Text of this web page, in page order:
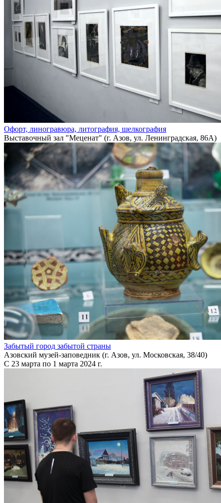
Офорт, линогравюра, литография, шелкография
Выставочный зал "Меценат" (г. Азов, ул. Ленинградская, 86А)
Забытый город забытой страны
Азовский музей-заповедник (г. Азов, ул. Московская, 38/40)
С 23 марта по 1 марта 2024 г.